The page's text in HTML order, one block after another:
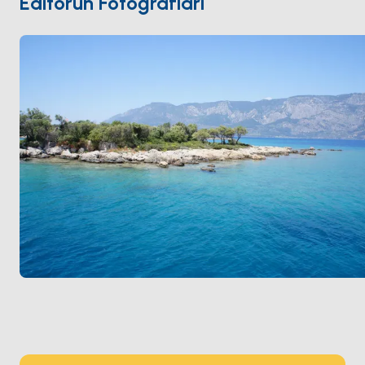
yasak (yürüyüş yolundan bakmak zorundasınız) ama
açıkta demirlemek ve yüzmek serbest. Sedir